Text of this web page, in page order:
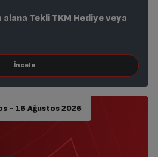
Tekli TKM Hediye veya
- 16 Ağustos 2026